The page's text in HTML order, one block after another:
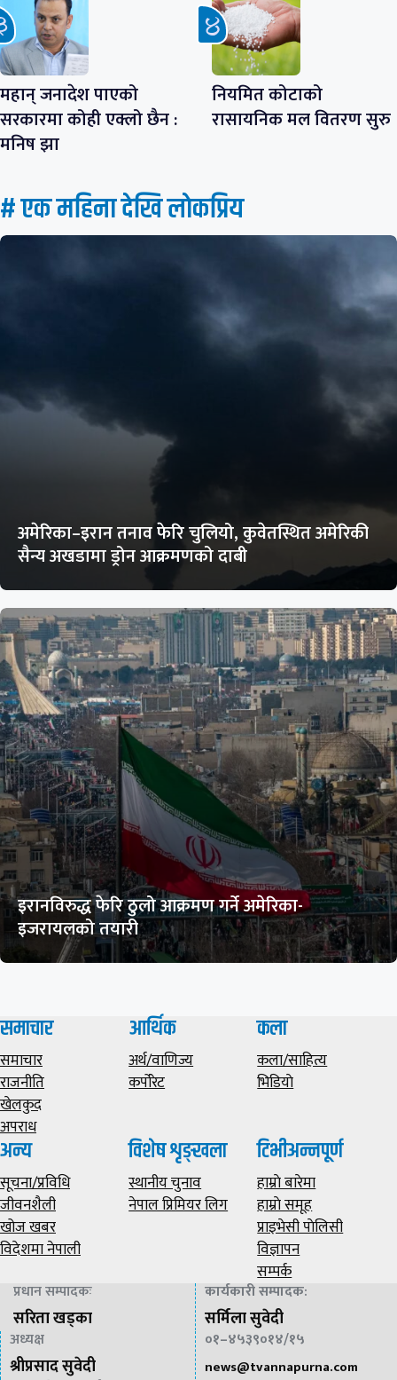
महान् जनादेश पाएको
सरकारमा कोही एक्लो छैन :
मनिष झा
नियमित कोटाको
रासायनिक मल वितरण सुरु
# एक महिना देखि लाेकप्रिय
अमेरिका–इरान तनाव फेरि चुलियो, कुवेतस्थित अमेरिकी
सैन्य अखडामा ड्रोन आक्रमणको दाबी
इरानविरुद्ध फेरि ठुलो आक्रमण गर्ने अमेरिका-
इजरायलको तयारी
समाचार
समाचार
राजनीति
खेलकुद
अपराध
आर्थिक
अर्थ/वाणिज्य
कर्पोरेट
कला
कला/साहित्य
भिडियाे
अन्य
सूचना/प्रविधि
जीवनशैली
खोज खबर
विदेशमा नेपाली
विशेष शृङ्खला
स्थानीय चुनाव
नेपाल प्रिमियर लिग
टिभीअन्नपूर्ण
हाम्राे बारेमा
हाम्राे समूह
प्राइभेसी पाेलिसी
विज्ञापन
सम्पर्क
प्रधान सम्पादकः
सरिता खड्का
कार्यकारी सम्पादक:
सर्मिला सुवेदी
अध्यक्ष
श्रीप्रसाद सुवेदी
०१–४५३९०१४/१५
news@tvannapurna.com